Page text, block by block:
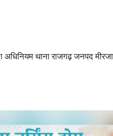
थाना राजगढ़ जनपद